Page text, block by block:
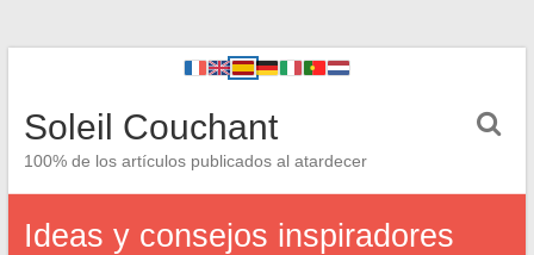
Soleil Couchant
100% de los artículos publicados al atardecer
Ideas y consejos inspiradores